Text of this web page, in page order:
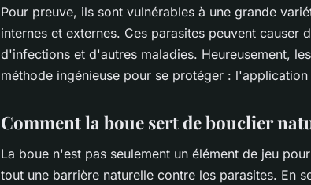
Pour preuve, ils sont vulnérables à une grande
internes et externes. Ces parasites peuvent causer
d'infections et d'autres maladies. Heureusement,
méthode ingénieuse pour se protéger :
Comment la boue sert de bouclier
La boue n'est pas seulement un élément de jeu
tout une barrière naturelle contre les parasites. En